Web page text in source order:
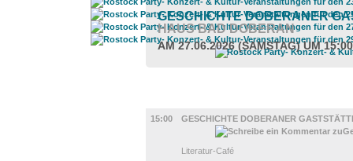
GESCHICHTE DOBERANER
HAUS BAD DOBERAN
AM 27.06.2026 (SAMSTAG) UM
15:00
GESCHICHTE DOBERANER
Literatur-Café